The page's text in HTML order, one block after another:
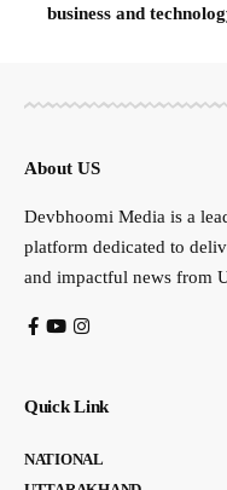
business and
About US
Devbhoomi Media is a
platform dedicated to
and impactful news from
Quick Link
NATIONAL